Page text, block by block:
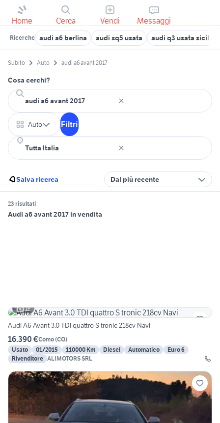
Home Cerca Vendi Messaggi
Ricerche audi a6 berlina audi sq5 usata audi q3 usata sicilia
Subito Auto audi a6 avant 2017
Cosa cerchi?
Auto Filtri
Salva ricerca Dal più recente
23 risultati
Audi a6 avant 2017 in vendita
16
Audi A6 Avant 3.0 TDI quattro S tronic 218cv Navi
16.390 €Como(CO)
Usato
01/2015 110000 Km Diesel Automatico
Euro 6
Rivenditore ALIMOTORS SRL